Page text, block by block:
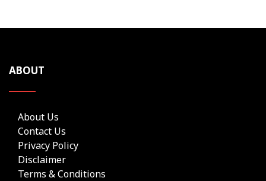
ABOUT
About Us
Contact Us
Privacy Policy
Disclaimer
Terms & Conditions